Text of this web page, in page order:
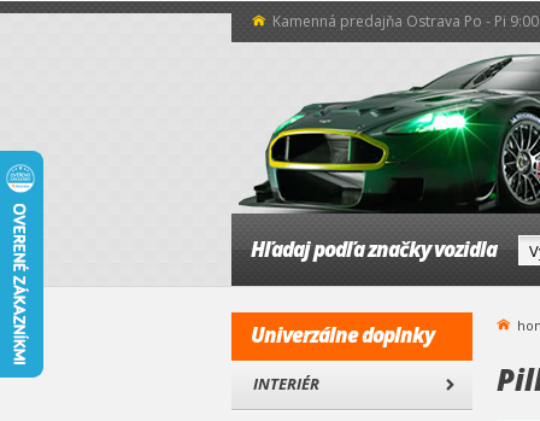
Kamenná predajňa Ostrava Po - Pi
Hľadaj podľa značky vozidla
Univerzálne doplnky
INTERIÉR